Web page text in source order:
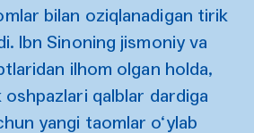
bilan oziqlanadigan tirik
Ibn Sinoning jismoniy va
ilhom olgan holda,
oshpazlari qalblar dardiga
yangi taomlar o‘ylab